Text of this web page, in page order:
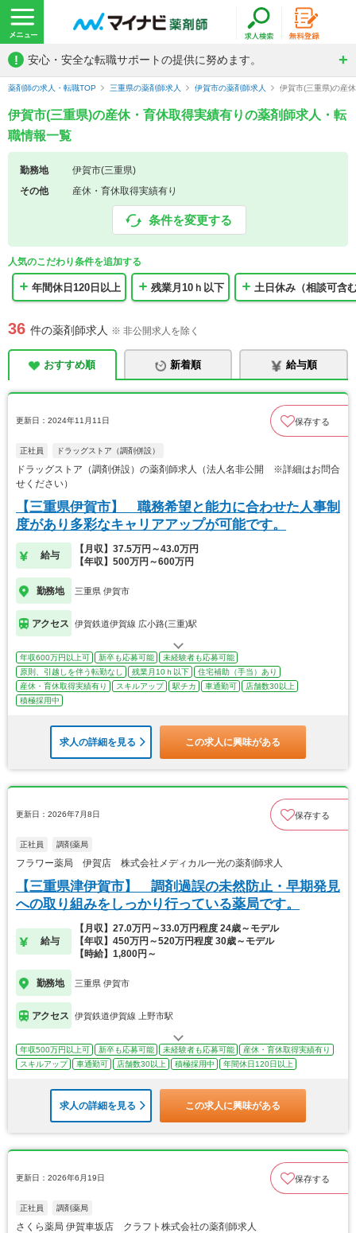
! 安心・安全な転職サポートの提供に努めます。
薬剤師の求人・転職TOP 三重県の薬剤師求人 伊賀市の薬剤師求人 伊賀市(三重県)の産
伊賀市(三重県)の産休・育休取得実績有りの薬剤師求人・転
職情報一覧
勤務地
伊賀市(三重県)
その他
産休・育休取得実績有り
条件を変更する
人気のこだわり条件を追加する
年間休日120日以上 残業月10ｈ以下 土日休み（相談可含
36 件の薬剤師求人 ※ 非公開求人を除く
おすすめ順 新着順 給与順
更新日：2024年11月11日 保存する
正社員 ドラッグストア（調剤併設）
ドラッグストア（調剤併設）の薬剤師求人（法人名非公開 ※詳細はお問合
せください）
【三重県伊賀市】 職務希望と能力に合わせた人事制
度があり多彩なキャリアアップが可能です。
給与
【月収】37.5万円～43.0万円
【年収】500万円～600万円
勤務地 三重県 伊賀市
アクセス 伊賀鉄道伊賀線 広小路(三重)駅
年収600万円以上可 新卒も応募可能
未経験者も応募可能
原則、引越しを伴う転勤なし
残業月10ｈ以下
住宅補助（手当）あり
産休・育休取得実績有り
スキルアップ 駅チカ 車通勤可
店舗数30以上
積極採用中
求人の詳細を見る この求人に興味がある
更新日：2026年7月8日 保存する
正社員 調剤薬局
フラワー薬局 伊賀店 株式会社メディカル一光の薬剤師求人
【三重県津伊賀市】 調剤過誤の未然防止・早期発見
への取り組みをしっかり行っている薬局です。
給与
【月収】27.0万円～33.0万円程度 24歳～モデル
【年収】450万円～520万円程度 30歳～モデル
【時給】1,800円～
勤務地 三重県 伊賀市
アクセス 伊賀鉄道伊賀線 上野市駅
年収500万円以上可 新卒も応募可能 未経験者も応募可能
産休・育休取得実績有り
スキルアップ
車通勤可 店舗数30以上 積極採用中 年間休日120日以上
求人の詳細を見る この求人に興味がある
更新日：2026年6月19日 保存する
正社員 調剤薬局
さくら薬局 伊賀車坂店 クラフト株式会社の薬剤師求人